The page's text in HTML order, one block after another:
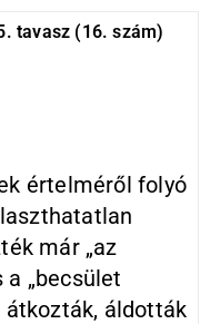
tavasz (16. szám)
értelméről folyó
már „az
„becsület
átkozták, áldották